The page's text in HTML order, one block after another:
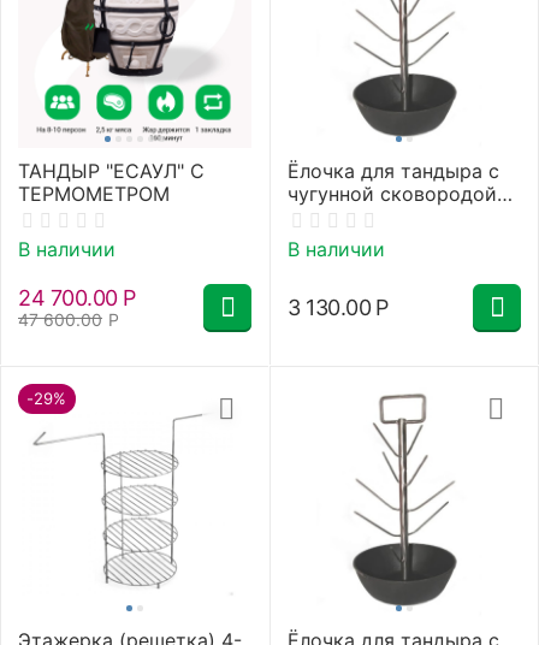
ТАНДЫР "ЕСАУЛ" С
ТЕРМОМЕТРОМ
В наличии
47 600.00 Р
24 700.00 Р
Ёлочка для тандыра с
чугунной сковородой
D22
В наличии
3 130.00 Р
-29%